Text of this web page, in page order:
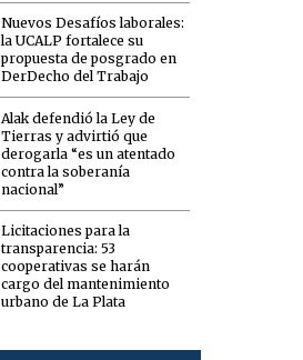
Nuevos Desafíos laborales:
la UCALP fortalece su
propuesta de posgrado en
DerDecho del Trabajo
Alak defendió la Ley de
Tierras y advirtió que
derogarla “es un atentado
contra la soberanía
nacional”
Licitaciones para la
transparencia: 53
cooperativas se harán
cargo del mantenimiento
urbano de La Plata